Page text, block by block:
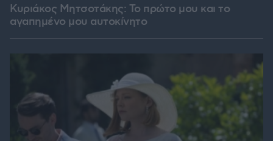
Κυριάκος Μητσοτάκης: Το πρώτο μου και το
αγαπημένο μου αυτοκίνητο